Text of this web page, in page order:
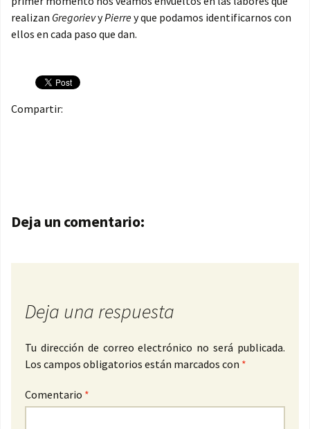
realizan GregorievyPierrey que podamos identificarnos con
ellos en cada paso que dan.
Compartir:
Navegación de entradas
Deja un comentario:
Deja una respuesta
Tu dirección de correo electrónico no será publicada.
Los campos obligatorios están marcados con *
Comentario *